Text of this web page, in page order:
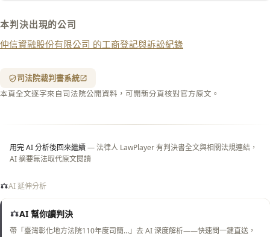
本判決出現的公司
仲信資融股份有限公司 的工商登記與訴訟紀錄
司法院裁判書系統
本頁全文逐字來自司法院公開資料，可開新分頁核對官方原文。
用完 AI 分析後回來繼續— 法律人 LawPlayer 有判決書全文與相關法規連結，
AI 摘要無法取代原文閱讀
AI 延伸分析
AI 幫你讀判決
帶「臺灣彰化地方法院110年度司簡…」去 AI 深度解析——快速問一鍵直送，